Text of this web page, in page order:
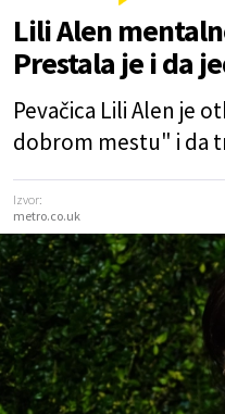
Lili Alen
Prestala je i da
Pevačica Lili Alen je
dobrom mestu" i da
Izvor:
metro.co.uk